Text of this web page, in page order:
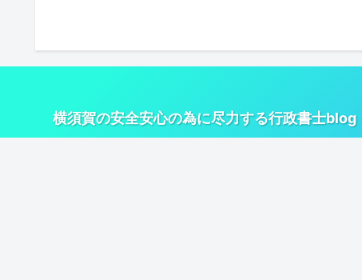
横須賀の安全安心の為に尽力する行政書士blog